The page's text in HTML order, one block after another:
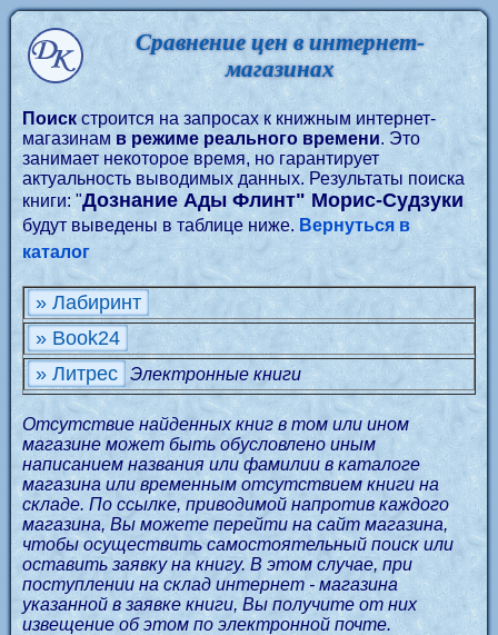
Сравнение цен в интернет-
магазинах
Поиск строится на запросах к книжным интернет-
магазинам в режиме реального времени. Это
занимает некоторое время, но гарантирует
актуальность выводимых данных. Результаты поиска
книги: "Дознание Ады Флинт" Морис-Судзуки
будут выведены в таблице ниже. Вернуться в
каталог
» Лабиринт
» Book24
» Литрес
Электронные книги
Отсутствие найденных книг в том или ином
магазине может быть обусловлено иным
написанием названия или фамилии в каталоге
магазина или временным отсутствием книги на
складе. По ссылке, приводимой напротив каждого
магазина, Вы можете перейти на сайт магазина,
чтобы осуществить самостоятельный поиск или
оставить заявку на книгу. В этом случае, при
поступлении на склад интернет - магазина
указанной в заявке книги, Вы получите от них
извещение об этом по электронной почте.